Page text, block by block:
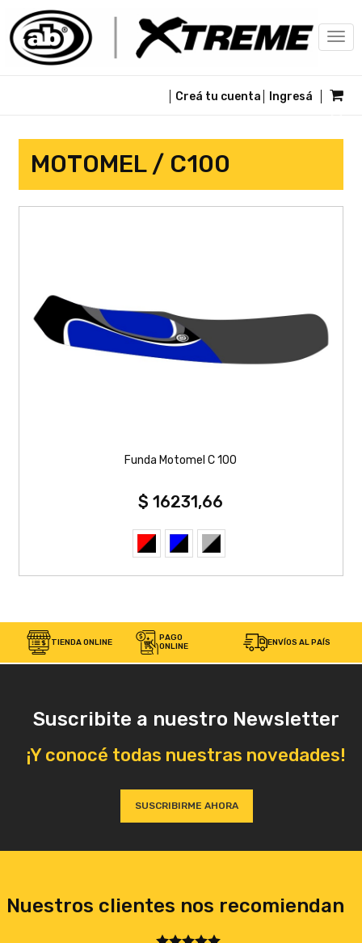
Creá tu cuenta Ingresá
MOTOMEL / C100
Funda Motomel C 100
$ 16231,66
TIENDA ONLINE
PAGO
ONLINE
ENVÍOS AL PAÍS
Suscribite a nuestro Newsletter
¡Y conocé todas nuestras novedades!
SUSCRIBIRME AHORA
Nuestros clientes nos recomiendan